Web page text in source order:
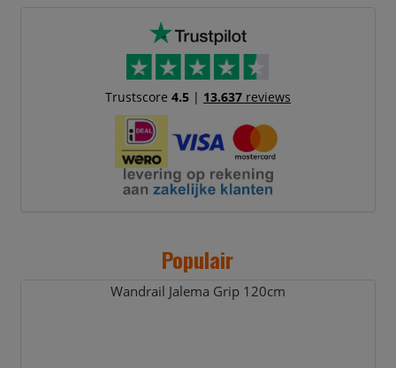
Trustscore 4.5| 13.637reviews
Populair
Wandrail Jalema Grip 120cm